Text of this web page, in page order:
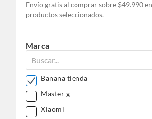
Envío gratis al comprar sobre $49.990 en
productos seleccionados.
Marca
Banana tienda
Master g
Xiaomi